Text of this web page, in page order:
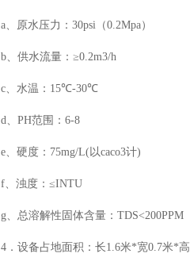
a、原水压力：30psi （0.2Mpa）
b、供水流量：≥0.2m3/h
c、水温： 15℃-30℃
d、PH范围：6-8
e、硬度： 75mg/L( 以caco3计)
f、浊度：≤INTU
g、总溶解性固体含量：TDS<200PPM
4．设备占地面积：长1.6米*宽0.7米*高